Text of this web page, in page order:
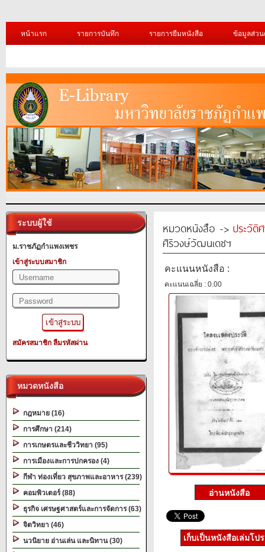
หน้าแรก รายการบันทึก รายการยืมหนังสือ ข้อมูลส่ว
ระบบผู้ใช้
ม.ราชภัฏกำแพงเพชร
เข้าสู่ระบบสมาชิก
สมัครสมาชิก ลืมรหัสผ่าน
หมวดหนังสือ
กฎหมาย (16)
การศึกษา (214)
การเกษตรและชีววิทยา (95)
การเมืองและการปกครอง (4)
กีฬา ท่องเที่ยว สุขภาพและอาหาร (239)
คอมพิวเตอร์ (88)
ธุรกิจ เศรษฐศาสตร์และการจัดการ (63)
จิตวิทยา (46)
นวนิยาย อ่านเล่น และนิทาน (30)
หมวดหนังสือ -> ประวัติ
ศิริวงษ์วัฒนเดชฯ
คะแนนหนังสือ :
คะแนนเฉลี่ย : 0.00
เก็บเป็นหนังสือเล่มโป